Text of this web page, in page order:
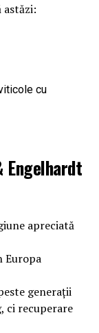
cu
Engelhardt
apreciată
generații
ci recuperare